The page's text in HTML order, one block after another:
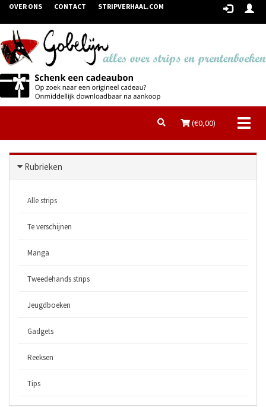
OVER ONS CONTACT STRIPVERHAAL.COM
(€0,00)
Rubrieken
Alle strips
Te verschijnen
Manga
Tweedehands strips
Jeugdboeken
Gadgets
Reeksen
Tips